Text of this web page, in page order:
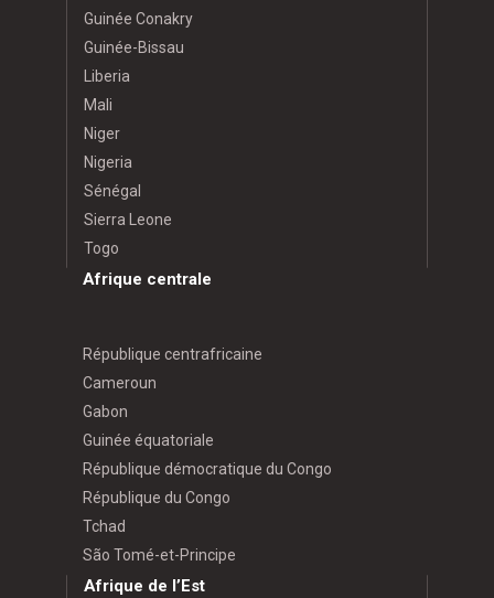
Guinée Conakry
Guinée-Bissau
Liberia
Mali
Niger
Nigeria
Sénégal
Sierra Leone
Togo
Afrique centrale
République centrafricaine
Cameroun
Gabon
Guinée équatoriale
République démocratique du Congo
République du Congo
Tchad
São Tomé-et-Principe
Afrique de l’Est